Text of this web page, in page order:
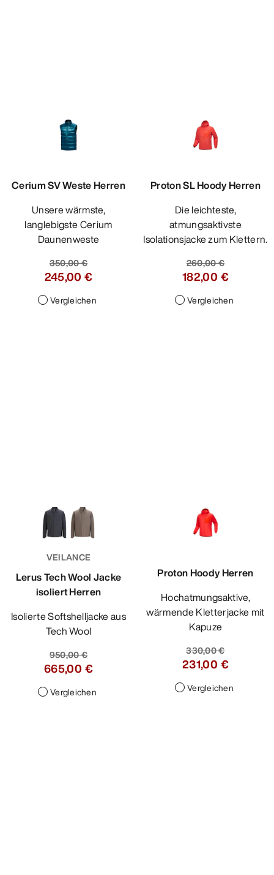
Cerium SV Weste Herren
Unsere wärmste,
langlebigste Cerium
Daunenweste
350,00 €
245,00 €
Vergleichen
Proton SL Hoody Herren
Die leichteste,
atmungsaktivste
Isolationsjacke zum Klettern.
260,00 €
182,00 €
Vergleichen
VEILANCE
Lerus Tech Wool Jacke
isoliert Herren
Isolierte Softshelljacke aus
Tech Wool
950,00 €
665,00 €
Vergleichen
Proton Hoody Herren
Hochatmungsaktive,
wärmende Kletterjacke mit
Kapuze
330,00 €
231,00 €
Vergleichen